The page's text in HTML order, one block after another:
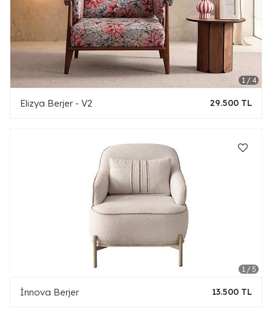
Elizya Berjer - V2 29.500 TL
İnnova Berjer 13.500 TL